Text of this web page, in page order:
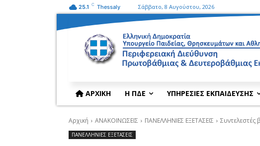
25.1 C Thessaly Σάββατο, 8 Αυγούστου, 2026
ΑΡΧΙΚΗ Η ΠΔΕ ΥΠΗΡΕΣΙΕΣ ΕΚΠΑΙΔΕΥΣΗΣ
Αρχική ΑΝΑΚΟΙΝΩΣΕΙΣ ΠΑΝΕΛΛΗΝΙΕΣ ΕΞΕΤΑΣΕΙΣ Συντελεστές
ΠΑΝΕΛΛΗΝΙΕΣ ΕΞΕΤΑΣΕΙΣ